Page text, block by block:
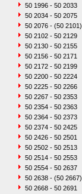
50 1996 - 50 2033
50 2034 - 50 2075
50 2076 - (50 2101)
50 2102 - 50 2129
50 2130 - 50 2155
50 2156 - 50 2171
50 2172 - 50 2199
50 2200 - 50 2224
50 2225 - 50 2266
50 2267 - 50 2353
50 2354 - 50 2363
50 2364 - 50 2373
50 2374 - 50 2425
50 2426 - 50 2501
50 2502 - 50 2513
50 2514 - 50 2553
50 2554 - 50 2637
50 2638 - (50 2667)
50 2668 - 50 2691